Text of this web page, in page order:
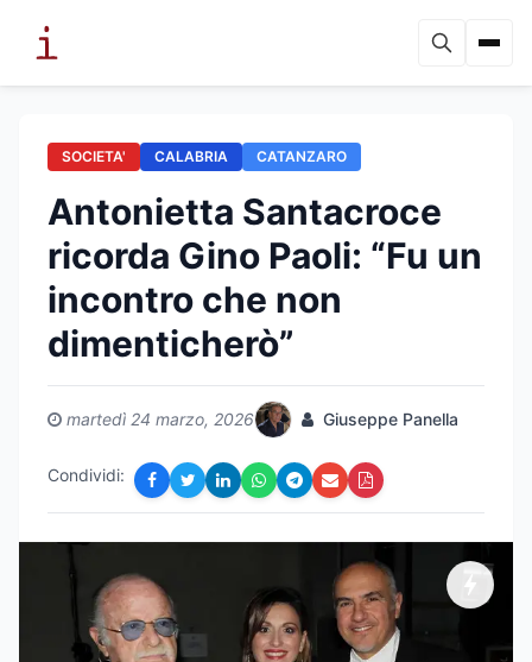
SOCIETA' CALABRIA CATANZARO
Antonietta Santacroce
ricorda Gino Paoli: “Fu un
incontro che non
dimenticherò”
martedì 24 marzo, 2026 Giuseppe Panella
Condividi: